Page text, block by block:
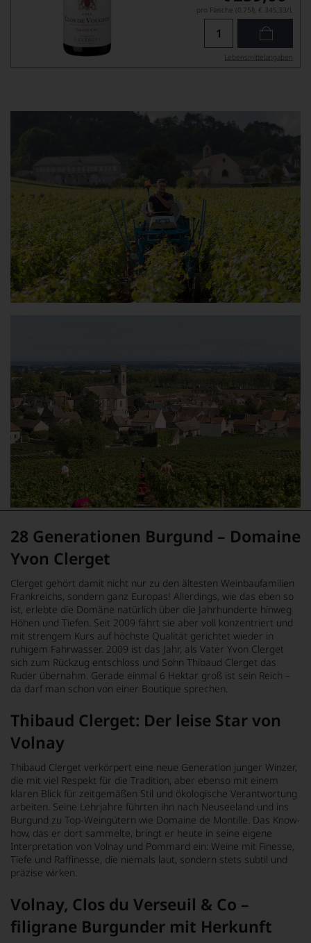
pro Flasche (0.75l), € 345,33/L
Lebensmittel­angaben
28 Generationen Burgund – Domaine
Yvon Clerget
Clerget gehört damit nicht nur zu den ältesten Weinbaufamilien
Frankreichs, sondern ganz Europas! Allerdings, wie das eben so
ist, erlebte die Domäne natürlich über die Jahrhunderte hinweg
Höhen und Tiefen. Seit 2009 fährt sie aber voll konzentriert und
mit strengem Kurs auf höchste Qualität gerichtet wieder in
ruhigem Fahrwasser. 2009 ist das Jahr, als Vater Yvon Clerget
sich zum Rückzug entschloss und Sohn Thibaud Clerget das
Ruder übernahm. Gerade einmal 6 Hektar groß ist sein Reich –
da darf man schon von einer Boutique sprechen.
Thibaud Clerget: Der leise Star von
Volnay
Thibaud Clerget verkörpert eine neue Generation junger Winzer,
die mit viel Respekt für die Tradition, aber ebenso mit einem
klaren Blick für zeitgemäßen Stil und ökologische Verantwortung
arbeiten. Seine Lehrjahre führten ihn nach Neuseeland und ins
Burgund zu Top-Weingütern wie Domaine de Montille. Das Know-
how, das er dort sammelte, bringt er heute in seine eigene
Interpretation von Volnay und Pommard ein: Weine mit Finesse,
Tiefe und Raffinesse, die niemals laut, sondern stets subtil und
präzise wirken.
Volnay, Clos du Verseuil & Co –
filigrane Burgunder mit Herkunft